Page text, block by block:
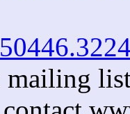
mailing